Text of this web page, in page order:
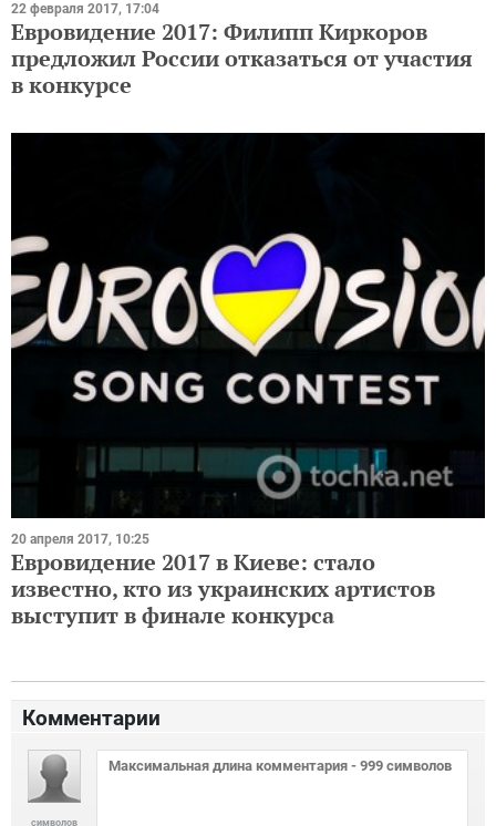
22 февраля 2017, 17:04
Евровидение 2017: Филипп Киркоров
предложил России отказаться от участия
в конкурсе
20 апреля 2017, 10:25
Евровидение 2017 в Киеве: стало
известно, кто из украинских артистов
выступит в финале конкурса
Комментарии
символов